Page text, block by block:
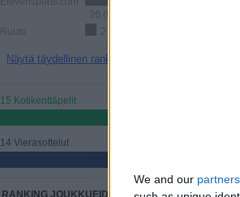
We and our partners
26 (89,66%)
Ruutu
2 (6,9%)
Näytä täydellinen ranking
15 Kotikenttäpelit
14 Vierasottelut
RANKING JOUKKUEIDEN MUKAAN